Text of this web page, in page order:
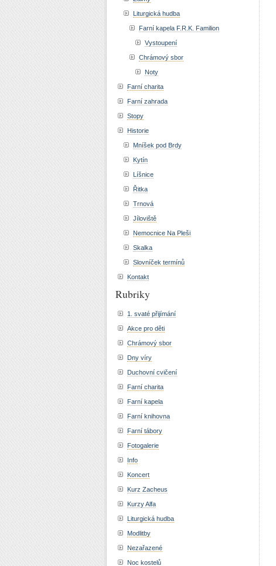
Liturgická hudba
Farní kapela F.R.K. Familion
Vystoupení
Chrámový sbor
Noty
Farní charita
Farní zahrada
Stopy
Historie
Mníšek pod Brdy
Kytín
Líšnice
Řitka
Trnová
Jíloviště
Nemocnice Na Pleši
Skalka
Slovníček termínů
Kontakt
Rubriky
1. svaté přijímání
Akce pro děti
Chrámový sbor
Dny víry
Duchovní cvičení
Farní charita
Farní kapela
Farní knihovna
Farní tábory
Fotogalerie
Info
Koncert
Kurz Zacheus
Kurzy Alfa
Liturgická hudba
Modlitby
Nezařazené
Noc kostelů